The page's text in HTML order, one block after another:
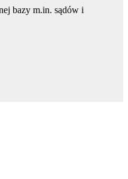
bazy m.in. sądów i